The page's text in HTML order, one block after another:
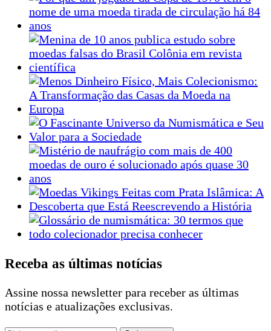
Receba as últimas notícias
Assine nossa newsletter para receber as últimas
notícias e atualizações exclusivas.